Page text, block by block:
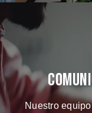
Nuestro